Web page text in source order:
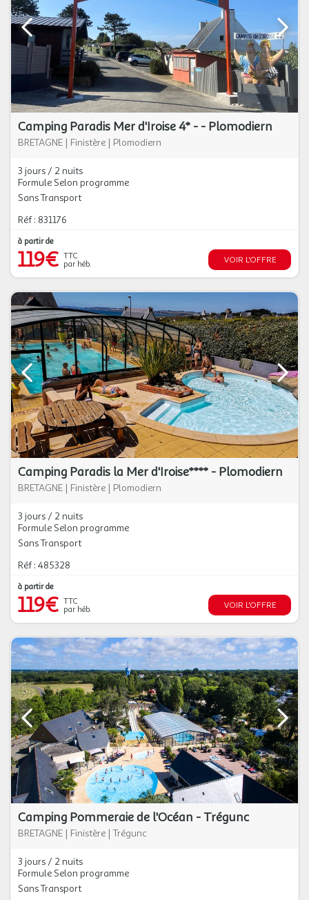
Camping Paradis Mer d'Iroise 4* - - Plomodiern
BRETAGNE | Finistère | Plomodiern
3 jours / 2 nuits
Formule Selon programme
Sans Transport
Réf : 831176
à partir de
119€ TTC
par héb.
VOIR L'OFFRE
Camping Paradis la Mer d'Iroise**** - Plomodiern
BRETAGNE | Finistère | Plomodiern
3 jours / 2 nuits
Formule Selon programme
Sans Transport
Réf : 485328
à partir de
119€ TTC
par héb.
VOIR L'OFFRE
Camping Pommeraie de l'Océan - Trégunc
BRETAGNE | Finistère |Trégunc
3 jours / 2 nuits
Formule Selon programme
Sans Transport